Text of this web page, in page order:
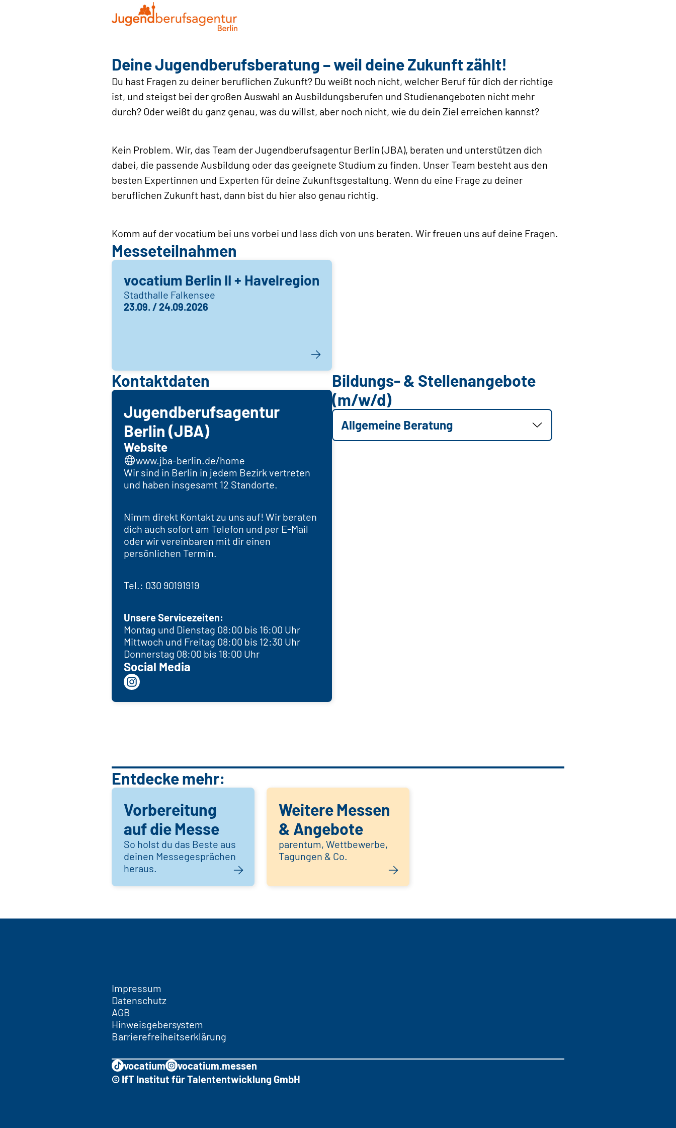
Deine Jugendberufs­beratung – weil deine Zukunft zählt!
Du hast Fragen zu deiner beruflichen Zukunft? Du weißt noch nicht, welcher Beruf für dich der richtige
ist, und steigst bei der großen Auswahl an Ausbildungsberufen und Studienangeboten nicht mehr
durch? Oder weißt du ganz genau, was du willst, aber noch nicht, wie du dein Ziel erreichen kannst?
Kein Problem. Wir, das Team der ­Jugendberufsagentur Berlin (JBA), beraten und unterstützen dich
dabei, die passende Ausbildung oder das geeignete Studium zu finden. Unser Team besteht aus den
besten Expertinnen und Experten für deine Zukunftsgestaltung. Wenn du eine Frage zu deiner
beruflichen Zukunft hast, dann bist du hier also genau richtig.
Komm auf der vocatium bei uns vorbei und lass dich von uns beraten. Wir freuen uns auf deine Fragen.
Messeteilnahmen
vocatium Berlin II + Havelregion
Stadthalle Falkensee
23.09. / 24.09.2026
Kontaktdaten
Jugendberufsagentur
Berlin (JBA)
Website
www.jba-berlin.de/home
Wir sind in Berlin in jedem Bezirk vertreten
und haben insgesamt 12 Standorte.
Nimm direkt Kontakt zu uns auf! Wir beraten
dich auch sofort am Telefon und per E-Mail
oder wir vereinbaren mit dir einen
persönlichen Termin.
Tel.: 030 90191919
Unsere Servicezeiten:
Montag und Dienstag 08:00 bis 16:00 Uhr
Mittwoch und Freitag 08:00 bis 12:30 Uhr
Donnerstag 08:00 bis 18:00 Uhr
Social Media
Bildungs- & Stellenangebote
(m/w/d)
Allgemeine Beratung
Entdecke mehr:
Vorbereitung
auf die Messe
So holst du das Beste aus
deinen Messegesprächen
heraus.
Weitere Messen
& Angebote
parentum, Wettbewerbe,
Tagungen & Co.
Impressum
Datenschutz
AGB
Hinweisgebersystem
Barrierefreiheitserklärung
vocatium
vocatium.messen
© IfT Institut für Talententwicklung GmbH